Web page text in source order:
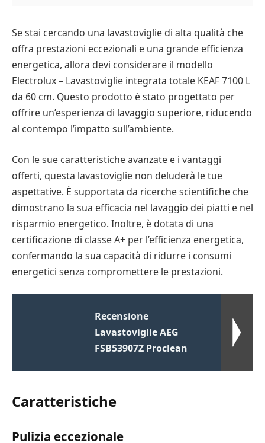
Se stai cercando una lavastoviglie di alta qualità che
offra prestazioni eccezionali e una grande efficienza
energetica, allora devi considerare il modello
Electrolux – Lavastoviglie integrata totale KEAF 7100 L
da 60 cm. Questo prodotto è stato progettato per
offrire un’esperienza di lavaggio superiore, riducendo
al contempo l’impatto sull’ambiente.
Con le sue caratteristiche avanzate e i vantaggi
offerti, questa lavastoviglie non deluderà le tue
aspettative. È supportata da ricerche scientifiche che
dimostrano la sua efficacia nel lavaggio dei piatti e nel
risparmio energetico. Inoltre, è dotata di una
certificazione di classe A+ per l’efficienza energetica,
confermando la sua capacità di ridurre i consumi
energetici senza compromettere le prestazioni.
Recensione
Lavastoviglie AEG
FSB53907Z Proclean
Caratteristiche
Pulizia eccezionale